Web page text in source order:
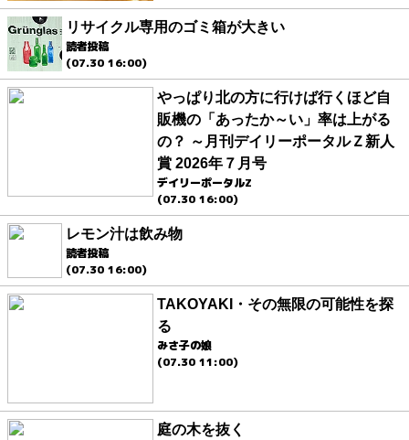
リサイクル専用のゴミ箱が大きい
読者投稿
(07.30 16:00)
やっぱり北の方に行けば行くほど自
販機の「あったか～い」率は上がる
の？ ～月刊デイリーポータルＺ新人
賞 2026年７月号
デイリーポータルZ
(07.30 16:00)
レモン汁は飲み物
読者投稿
(07.30 16:00)
TAKOYAKI・その無限の可能性を探
る
みさ子の娘
(07.30 11:00)
庭の木を抜く